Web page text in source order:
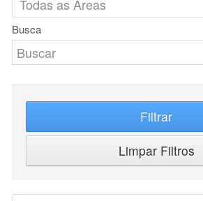
Busca
Filtrar
Limpar Filtros